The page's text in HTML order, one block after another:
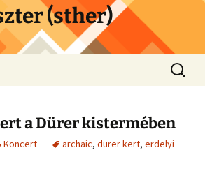
(sther)
Search
for:
a Dürer kistermében
Koncert archaic, durer kert, erdelyi